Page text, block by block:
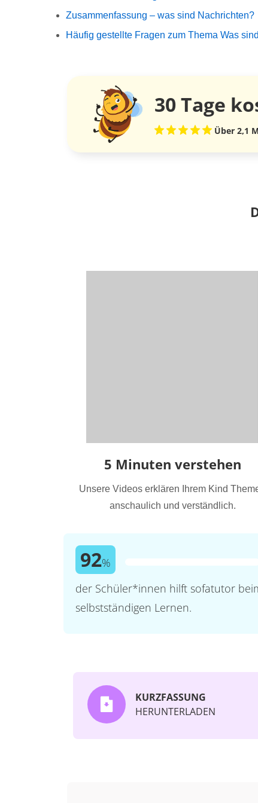
Zusammenfassung – was sind Nachrichten?
Häufig gestellte Fragen zum Thema Was
30 Tage
Über 2,1
5 Minuten verstehen
Unsere Videos erklären Ihrem Kind
anschaulich und verständlich.
92%
der Schüler*innen hilft sofatutor
selbstständigen Lernen.
KURZFASSUNG
HERUNTERLADEN